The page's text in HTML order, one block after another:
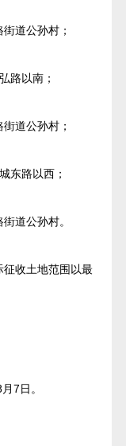
道公孙村；
路以南；
道公孙村；
东路以西；
道公孙村。
征收土地范围以最
7日。